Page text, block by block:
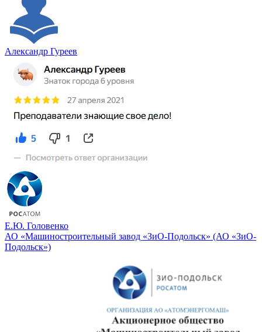
Александр Гуреев
Е.Ю. Головенко
АО «Машиностроительный завод «ЗиО-Подольск» (АО «ЗиО-
Подольск»)